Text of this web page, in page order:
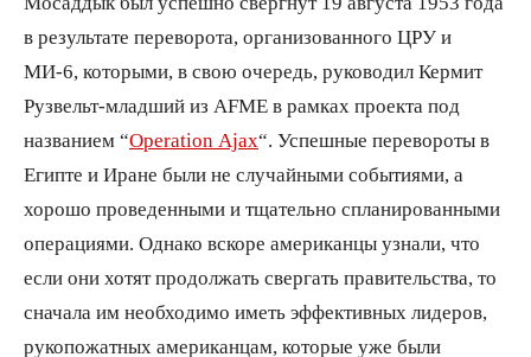
в результате переворота, организованного ЦРУ и
МИ-6, которыми, в свою очередь, руководил Кермит
Рузвельт-младший из AFME в рамках проекта под
названием “Operation Ajax“. Успешные перевороты в
Египте и Иране были не случайными событиями, а
хорошо проведенными и тщательно спланированными
операциями. Однако вскоре американцы узнали, что
если они хотят продолжать свергать правительства, то
сначала им необходимо иметь эффективных лидеров,
рукопожатных американцам, которые уже были